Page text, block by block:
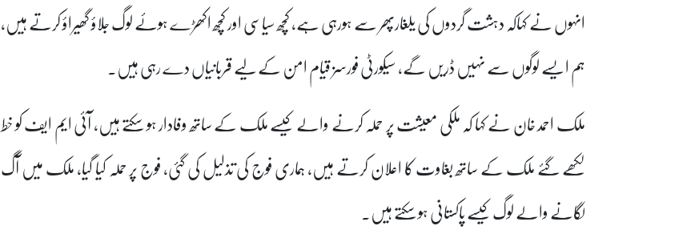
انہوں نے کہاکہ دہشت گردوں کی یلغارپھر سے ہورہی ہے، کچھ سیاسی اور کچھ اکھڑے ہوئے لوگ جلاؤ گھیراؤ کرتے ہیں،
ہم ایسے لوگوں سے نہیں ڈریں گے، سیکورٹی فورسز قیام امن کے لیے قربانیاں دے رہی ہیں۔
ملک احمد خان نے کہا کہ ملکی معیشت پر حملہ کرنے والے کیسے ملک کے ساتھ وفادار ہو سکتے ہیں، آئی ایم ایف کو خط
لکھے گئے ملک کے ساتھ بغاوت کا اعلان کرتے ہیں، ہماری فوج کی تذلیل کی گئی، فوج پر حملہ کیا گیا، ملک میں آگ
لگانے والے لوگ کیسے پاکستانی ہو سکتے ہیں۔